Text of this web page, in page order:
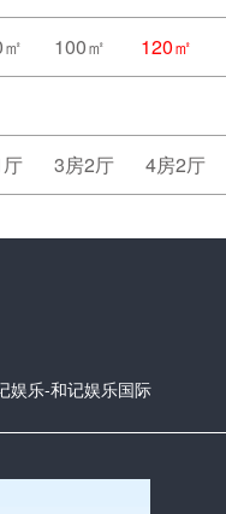
100㎡ 120㎡
3房2厅 4房2厅
娱乐-和记娱乐国际